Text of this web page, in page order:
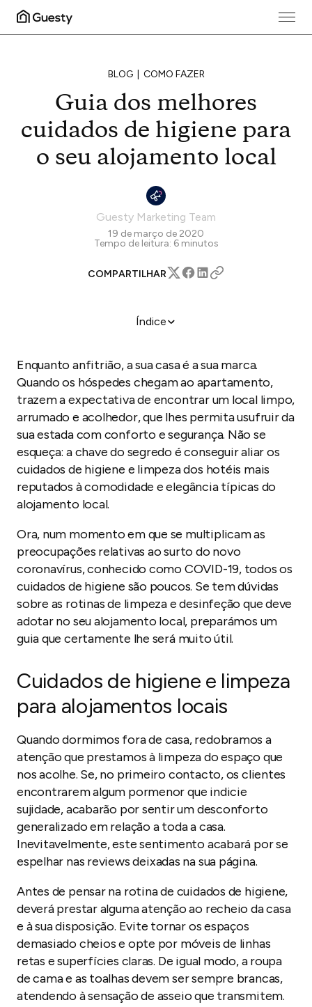
BLOG COMO FAZER
Guia dos melhores
cuidados de higiene para
o seu alojamento local
Guesty Marketing Team
19 de março de 2020
Tempo de leitura: 6 minutos
COMPARTILHAR
Índice
Checklist de cuidados de higiene e limpeza para
alojamentos locais
Lidar com situações de epidemia e surtos
Enquanto anfitrião, a sua casa é a sua marca.
Quando os hóspedes chegam ao apartamento,
trazem a expectativa de encontrar um local limpo,
arrumado e acolhedor, que lhes permita usufruir da
sua estada com conforto e segurança. Não se
esqueça: a chave do segredo é conseguir aliar os
cuidados de higiene e limpeza dos hotéis mais
reputados à comodidade e elegância típicas do
alojamento local.
Ora, num momento em que se multiplicam as
preocupações relativas ao surto do novo
coronavírus, conhecido como COVID-19, todos os
cuidados de higiene são poucos. Se tem dúvidas
sobre as rotinas de limpeza e desinfeção que deve
adotar no seu alojamento local, preparámos um
guia que certamente lhe será muito útil.
Cuidados de higiene e limpeza
para alojamentos locais
Quando dormimos fora de casa, redobramos a
atenção que prestamos à limpeza do espaço que
nos acolhe. Se, no primeiro contacto, os clientes
encontrarem algum pormenor que indicie
sujidade, acabarão por sentir um desconforto
generalizado em relação a toda a casa.
Inevitavelmente, este sentimento acabará por se
espelhar nas reviewsdeixadas na sua página.
Antes de pensar na rotina de cuidados de higiene,
deverá prestar alguma atenção ao recheio da casa
e à sua disposição. Evite tornar os espaços
demasiado cheios e opte por móveis de linhas
retas e superfícies claras. De igual modo, a roupa
de cama e as toalhas devem ser sempre brancas,
atendendo à sensação de asseio que transmitem.